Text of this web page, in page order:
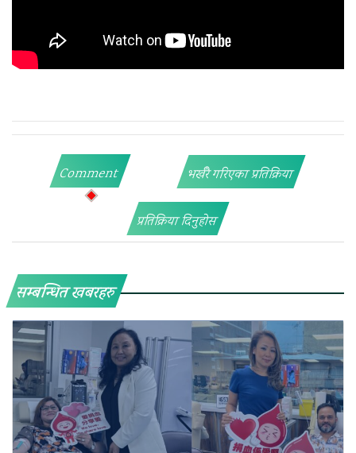
Comment भर्खरै गरिएका प्रतिक्रिया
प्रतिक्रिया दिनुहोस
सम्बन्धित खबरहरु